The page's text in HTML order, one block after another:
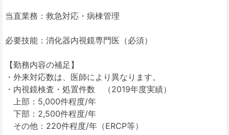
当直業務：救急対応・病棟管理
必要技能：消化器内視鏡専門医（必須）
【勤務内容の補足】
・外来対応数は、医師により異なります。
・内視鏡検査・処置件数 （2019年度実績）
上部：5,000件程度/年
下部：2,500件程度/年
その他：220件程度/年（ERCP等）